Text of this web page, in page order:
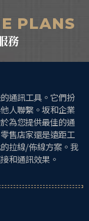
PLANS
務
通訊工具。它們扮
人聯繫。坂和企業
為您提供最佳的通
售店家還是遠距工
拉線/佈線方案。我
和通訊效果。